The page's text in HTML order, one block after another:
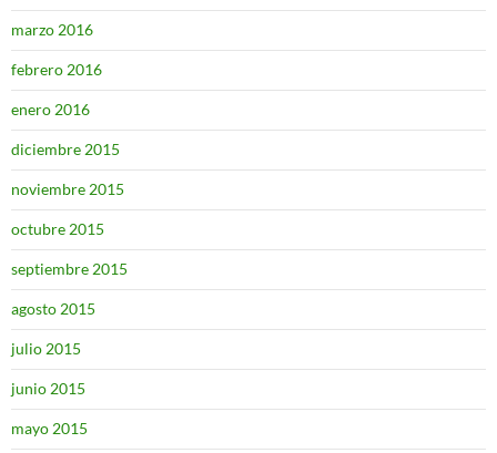
marzo 2016
febrero 2016
enero 2016
diciembre 2015
noviembre 2015
octubre 2015
septiembre 2015
agosto 2015
julio 2015
junio 2015
mayo 2015